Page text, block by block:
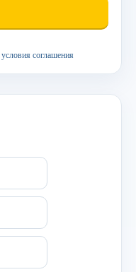
условия соглашения